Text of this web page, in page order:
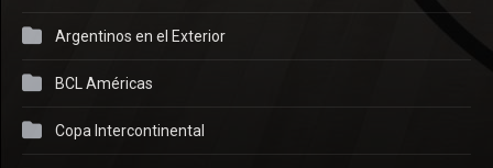
Argentinos en el Exterior
BCL Américas
Copa Intercontinental